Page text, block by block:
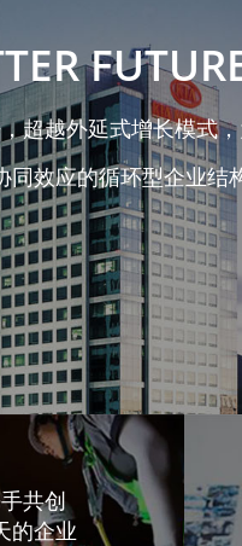
越外延式增长模式，
效应的循环型企业结
共创
的企业